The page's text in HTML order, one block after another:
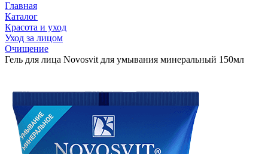
Главная
Каталог
Красота и уход
Уход за лицом
Очищение
Гель для лица Novosvit для умывания минеральный 150мл